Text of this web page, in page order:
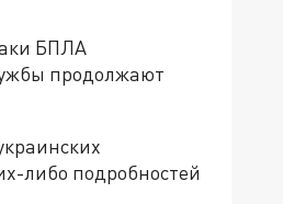
БПЛА
продолжают
либо подробностей